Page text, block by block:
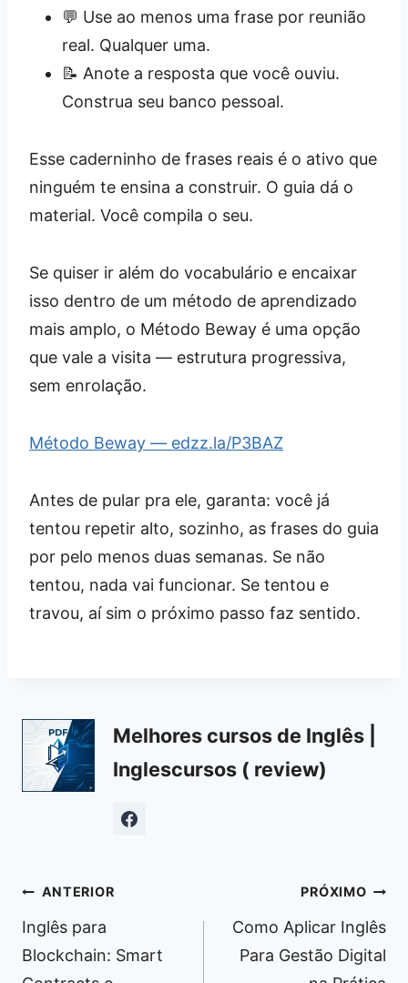
💬 Use ao menos uma frase por reunião
real. Qualquer uma.
📝 Anote a resposta que você ouviu.
Construa seu banco pessoal.
Esse caderninho de frases reais é o ativo que
ninguém te ensina a construir. O guia dá o
material. Você compila o seu.
Se quiser ir além do vocabulário e encaixar
isso dentro de um método de aprendizado
mais amplo, o Método Beway é uma opção
que vale a visita — estrutura progressiva,
sem enrolação.
Método Beway — edzz.la/P3BAZ
Antes de pular pra ele, garanta: você já
tentou repetir alto, sozinho, as frases do guia
por pelo menos duas semanas. Se não
tentou, nada vai funcionar. Se tentou e
travou, aí sim o próximo passo faz sentido.
Melhores cursos de Inglês |
Inglescursos ( review)
Navegação
de
Post
ANTERIOR
Inglês para
Blockchain: Smart
PRÓXIMO
Como Aplicar Inglês
Para Gestão Digital